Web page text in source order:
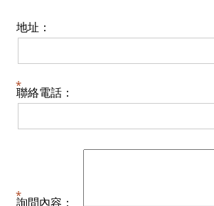
地址：
聯絡電話：
詢問內容：